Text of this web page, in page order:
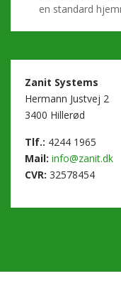
en standard
Zanit Systems
Hermann Justvej 2
3400 Hillerød
Tlf.: 4244 1965
Mail: info@zanit.dk
CVR: 32578454